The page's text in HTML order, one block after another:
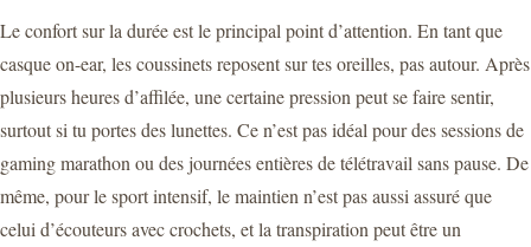
Le confort sur la durée est le principal point d’attention. En tant que
casque on-ear, les coussinets reposent sur tes oreilles, pas autour. Après
plusieurs heures d’affilée, une certaine pression peut se faire sentir,
surtout si tu portes des lunettes. Ce n’est pas idéal pour des sessions de
gaming marathon ou des journées entières de télétravail sans pause. De
même, pour le sport intensif, le maintien n’est pas aussi assuré que
celui d’écouteurs avec crochets, et la transpiration peut être un